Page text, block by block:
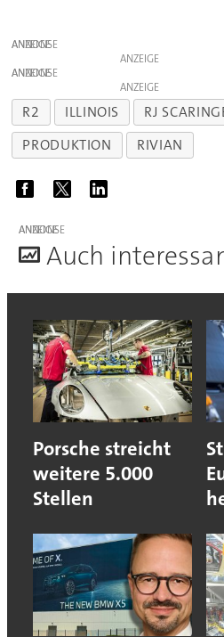
ANZEIGE
ANZEIGE
ANZEIGE
ANZEIGE
R2 ILLINOIS RJ
PRODUKTION
RIVIAN
ANZEIGE
Auch
Porsche streicht
weitere 5.000
Stellen